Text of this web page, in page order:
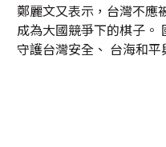
鄭麗文又表示，台灣不應
成為大國競爭下的棋子。
守護台灣安全、 台海和平